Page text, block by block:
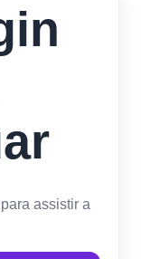
assistir a